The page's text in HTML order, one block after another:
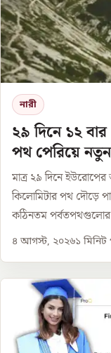
নারী
২৯ দিনে ১২
পথ পেরিয়ে
মাত্র ২৯ দিনে
কিলোমিটার পথ দৌড়ে
কঠিনতম
৪ আগস্ট, ২০২৬১ মিনিট